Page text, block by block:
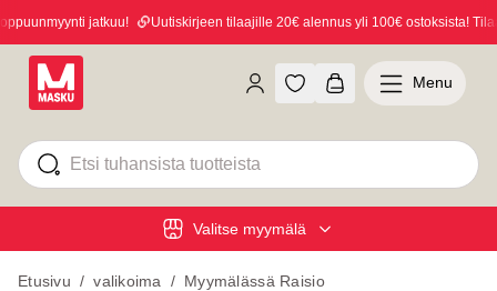
jatkuu! Uutiskirjeen tilaajille 20€ alennus yli 100€ ostoksista! Tilaa
Valitse myymälä
Menu
Etusivu / valikoima / Myymälässä Raisio